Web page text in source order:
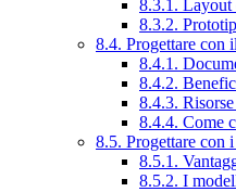
8.3.1. Layout
8.3.2.
8.4. Progettare con
8.4.1.
8.4.2.
8.4.3.
8.4.4. Come
8.5. Progettare con
8.5.1.
8.5.2. I